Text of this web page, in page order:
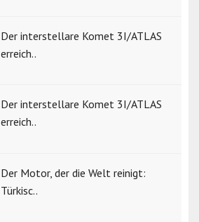
Der interstellare Komet 3I/ATLAS
erreich..
Der interstellare Komet 3I/ATLAS
erreich..
Der Motor, der die Welt reinigt:
Türkisc..